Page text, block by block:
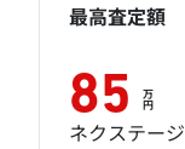
最高査定額
85 万
円
ネクステージ